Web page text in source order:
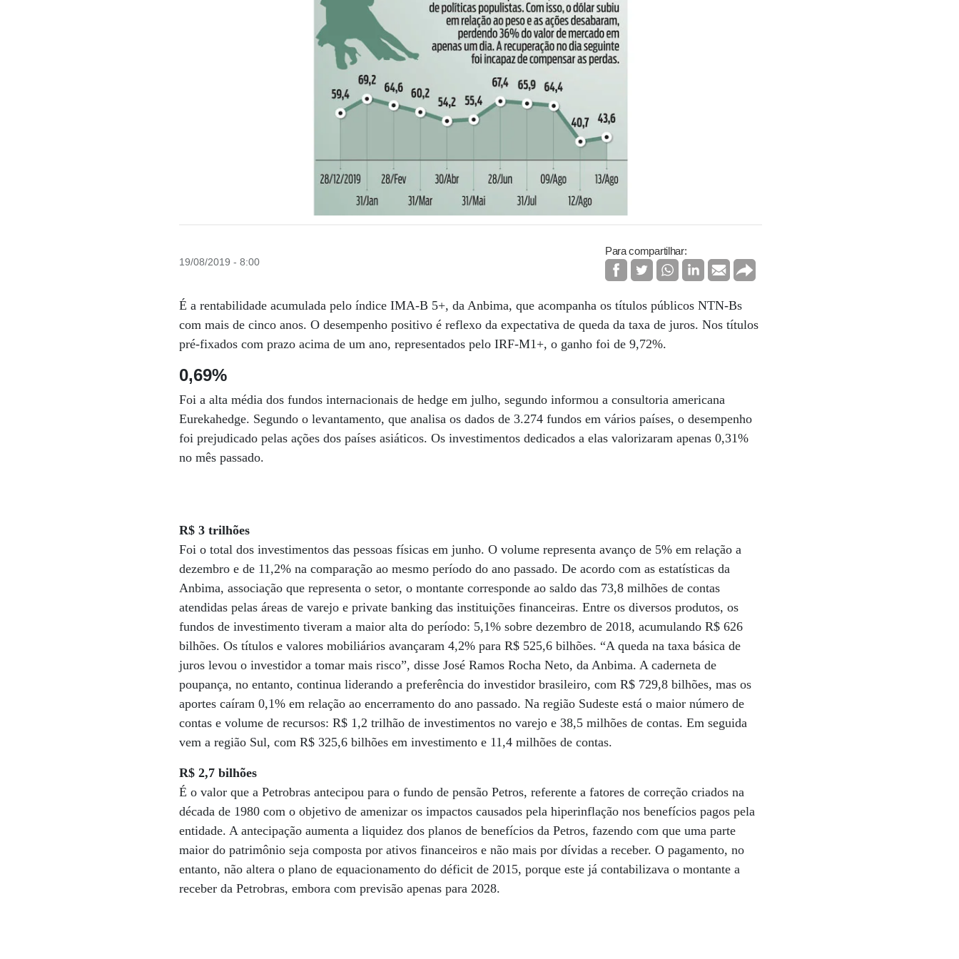
19/08/2019 - 8:00
Para compartilhar:
É a rentabilidade acumulada pelo índice IMA-B 5+, da Anbima, que acompanha os títulos públicos NTN-Bs
com mais de cinco anos. O desempenho positivo é reflexo da expectativa de queda da taxa de juros. Nos títulos
pré-fixados com prazo acima de um ano, representados pelo IRF-M1+, o ganho foi de 9,72%.
0,69%
Foi a alta média dos fundos internacionais de hedge em julho, segundo informou a consultoria americana
Eurekahedge. Segundo o levantamento, que analisa os dados de 3.274 fundos em vários países, o desempenho
foi prejudicado pelas ações dos países asiáticos. Os investimentos dedicados a elas valorizaram apenas 0,31%
no mês passado.
R$ 3 trilhões
Foi o total dos investimentos das pessoas físicas em junho. O volume representa avanço de 5% em relação a
dezembro e de 11,2% na comparação ao mesmo período do ano passado. De acordo com as estatísticas da
Anbima, associação que representa o setor, o montante corresponde ao saldo das 73,8 milhões de contas
atendidas pelas áreas de varejo e private banking das instituições financeiras. Entre os diversos produtos, os
fundos de investimento tiveram a maior alta do período: 5,1% sobre dezembro de 2018, acumulando R$ 626
bilhões. Os títulos e valores mobiliários avançaram 4,2% para R$ 525,6 bilhões. “A queda na taxa básica de
juros levou o investidor a tomar mais risco”, disse José Ramos Rocha Neto, da Anbima. A caderneta de
poupança, no entanto, continua liderando a preferência do investidor brasileiro, com R$ 729,8 bilhões, mas os
aportes caíram 0,1% em relação ao encerramento do ano passado. Na região Sudeste está o maior número de
contas e volume de recursos: R$ 1,2 trilhão de investimentos no varejo e 38,5 milhões de contas. Em seguida
vem a região Sul, com R$ 325,6 bilhões em investimento e 11,4 milhões de contas.
R$ 2,7 bilhões
É o valor que a Petrobras antecipou para o fundo de pensão Petros, referente a fatores de correção criados na
década de 1980 com o objetivo de amenizar os impactos causados pela hiperinflação nos benefícios pagos pela
entidade. A antecipação aumenta a liquidez dos planos de benefícios da Petros, fazendo com que uma parte
maior do patrimônio seja composta por ativos financeiros e não mais por dívidas a receber. O pagamento, no
entanto, não altera o plano de equacionamento do déficit de 2015, porque este já contabilizava o montante a
receber da Petrobras, embora com previsão apenas para 2028.